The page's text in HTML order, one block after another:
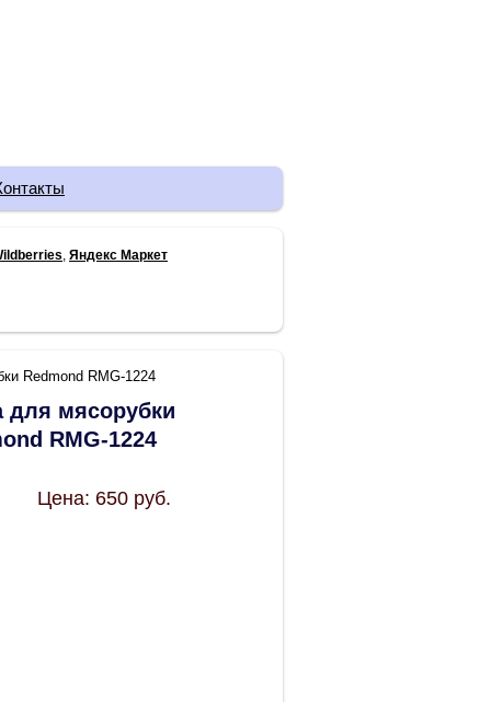
Яндекс Маркет
Redmond RMG-1224
для мясорубки
RMG-1224
Цена: 650 руб.